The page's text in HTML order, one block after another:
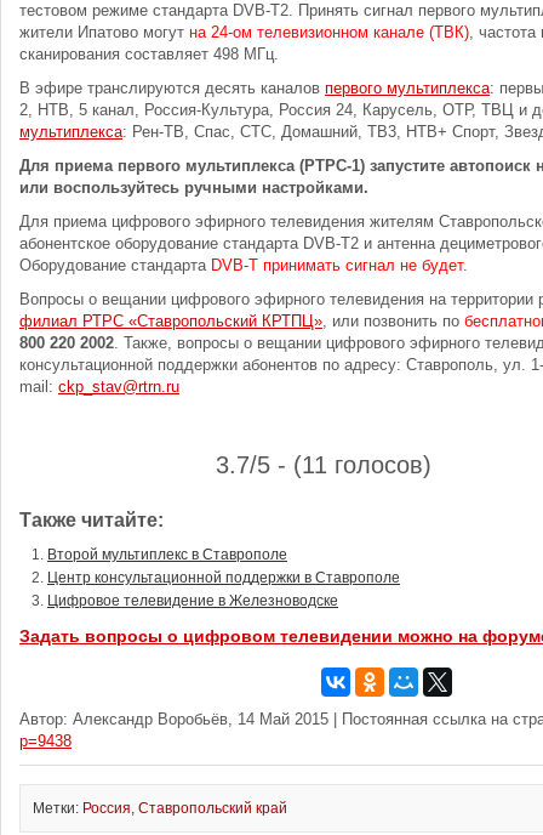
тестовом режиме стандарта DVB-T2. Принять сигнал первого
жители Ипатово могут на 24-ом телевизионном канале (ТВК), частота
сканирования составляет 498 МГц.
В эфире транслируются десять каналов первого мультиплекса:
2, НТВ, 5 канал, Россия-Культура, Россия 24, Карусель, ОТР, ТВЦ и
мультиплекса: Рен-ТВ, Спас, СТС, Домашний, ТВ3, НТВ+ Спорт,
Для приема первого мультиплекса (РТРС-1) запустите
или воспользуйтесь ручными настройками.
Для приема цифрового эфирного телевидения жителям
абонентское оборудование стандарта DVB-T2 и антенна
Оборудование стандарта DVB-T принимать сигнал не будет.
Вопросы о вещании цифрового эфирного телевидения на
филиал РТРС «Ставропольский КРТПЦ», или позвонить по
800 220 2002. Также, вопросы о вещании цифрового эфирного
консультационной поддержки абонентов по адресу: Ставрополь,
mail: ckp_stav@rtrn.ru
3.7/5 - (11 голосов)
Также читайте:
Второй мультиплекс в Ставрополе
Центр консультационной поддержки в Ставрополе
Цифровое телевидение в Железноводске
Задать вопросы о цифровом телевидении можно на
Автор: Александр Воробьёв, 14 Май 2015 | Постоянная ссылка на
p=9438
Метки: Россия, Ставропольский край